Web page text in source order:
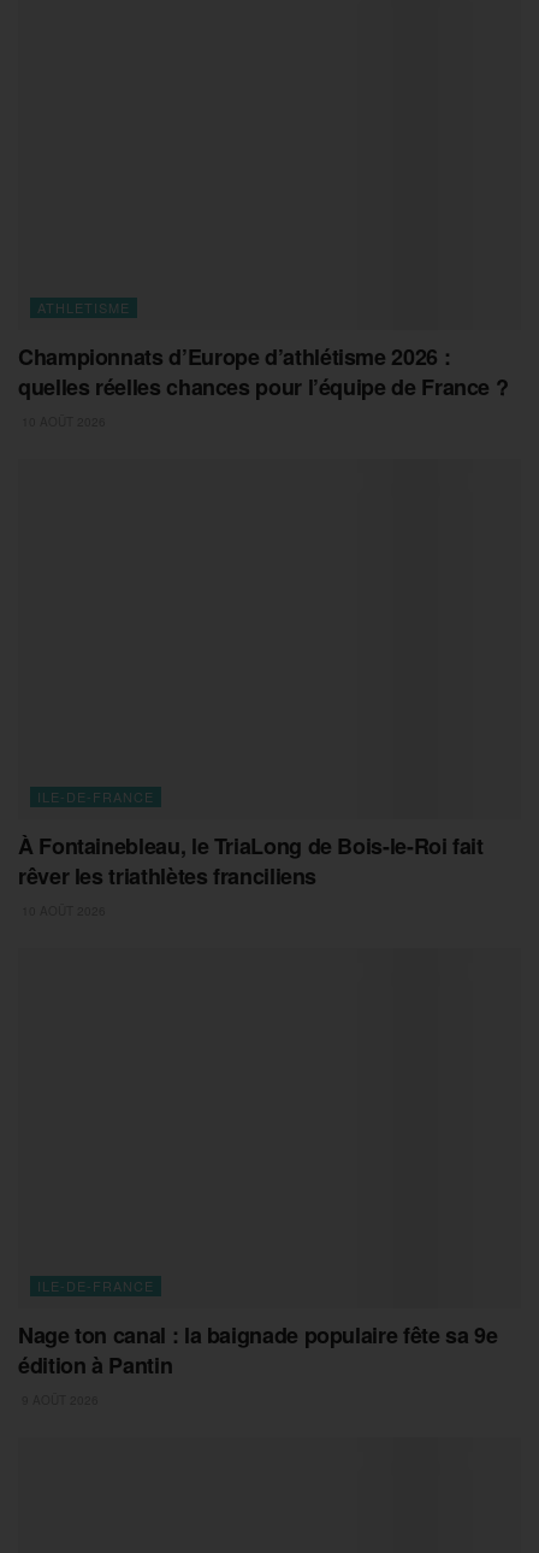
ATHLETISME
Championnats d’Europe d’athlétisme 2026 :
quelles réelles chances pour l’équipe de France ?
ILE-DE-FRANCE
À Fontainebleau, le TriaLong de Bois-le-Roi fait
rêver les triathlètes franciliens
ILE-DE-FRANCE
Nage ton canal : la baignade populaire fête sa 9e
édition à Pantin